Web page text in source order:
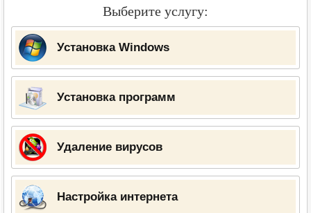
Выберите услугу:
Установка Windows
Установка программ
Удаление вирусов
Настройка интернета